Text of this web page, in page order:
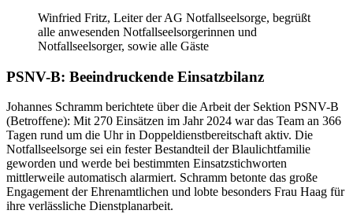
Winfried Fritz, Leiter der AG Notfallseelsorge, begrüßt
alle anwesenden Notfallseelsorgerinnen und
Notfallseelsorger, sowie alle Gäste
PSNV-B: Beeindruckende Einsatzbilanz
Johannes Schramm berichtete über die Arbeit der Sektion PSNV-B
(Betroffene): Mit 270 Einsätzen im Jahr 2024 war das Team an 366
Tagen rund um die Uhr in Doppeldienstbereitschaft aktiv. Die
Notfallseelsorge sei ein fester Bestandteil der Blaulichtfamilie
geworden und werde bei bestimmten Einsatzstichworten
mittlerweile automatisch alarmiert. Schramm betonte das große
Engagement der Ehrenamtlichen und lobte besonders Frau Haag für
ihre verlässliche Dienstplanarbeit.